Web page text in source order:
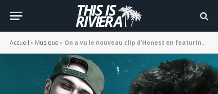
Accueil » Musique » On a vu le nouveau clip d’Honest en featuring avec BILLY CRAWFORD, on a fait « Oulala »